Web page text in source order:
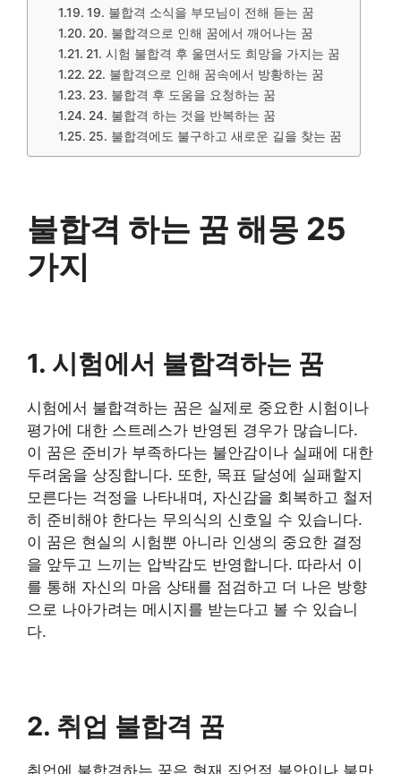
19. 불합격 소식을 부모님이 전해 듣는 꿈
20. 불합격으로 인해 꿈에서 깨어나는 꿈
21. 시험 불합격 후 울면서도 희망을 가지는 꿈
22. 불합격으로 인해 꿈속에서 방황하는 꿈
23. 불합격 후 도움을 요청하는 꿈
24. 불합격 하는 것을 반복하는 꿈
25. 불합격에도 불구하고 새로운 길을 찾는 꿈
불합격 하는 꿈 해몽 25
가지
1. 시험에서 불합격하는 꿈
시험에서 불합격하는 꿈은 실제로 중요한 시험이나
평가에 대한 스트레스가 반영된 경우가 많습니다.
이 꿈은 준비가 부족하다는 불안감이나 실패에 대한
두려움을 상징합니다. 또한, 목표 달성에 실패할지
모른다는 걱정을 나타내며, 자신감을 회복하고 철저
히 준비해야 한다는 무의식의 신호일 수 있습니다.
이 꿈은 현실의 시험뿐 아니라 인생의 중요한 결정
을 앞두고 느끼는 압박감도 반영합니다. 따라서 이
를 통해 자신의 마음 상태를 점검하고 더 나은 방향
으로 나아가려는 메시지를 받는다고 볼 수 있습니
다.
2. 취업 불합격 꿈
취업에 불합격하는 꿈은 현재 직업적 불안이나 불만